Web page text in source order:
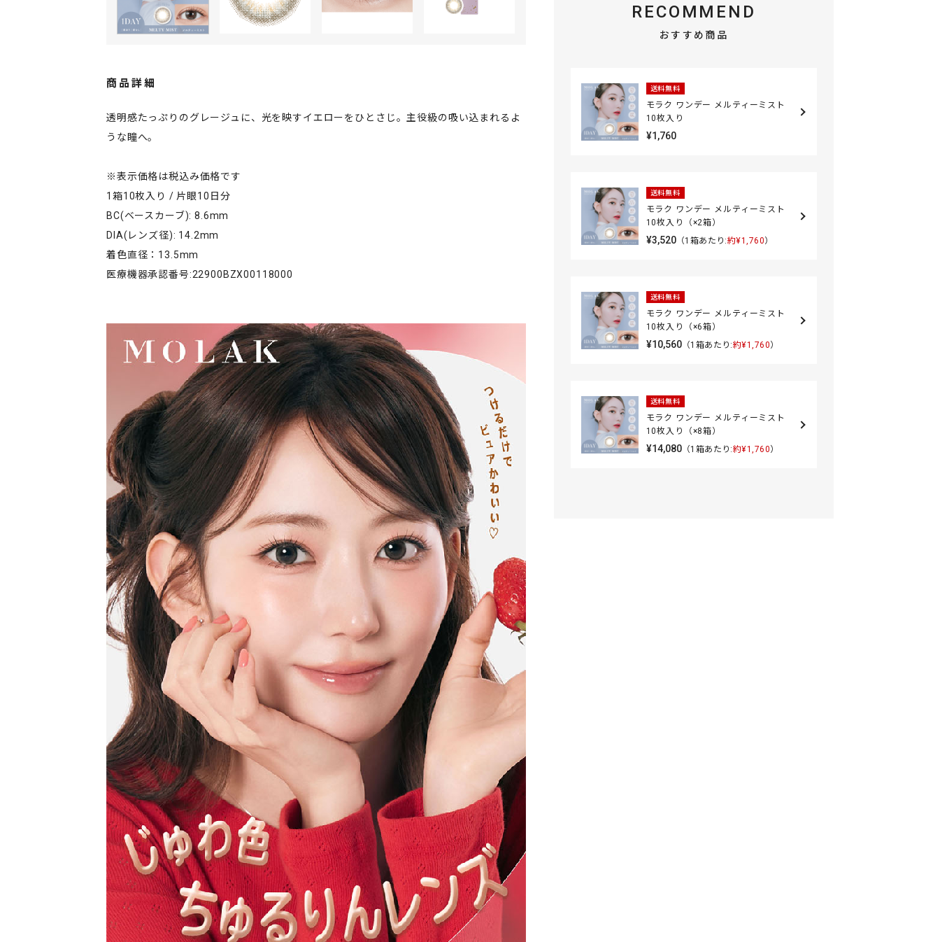
商品詳細
透明感たっぷりのグレージュに、光を映すイエローをひとさじ。主役級の吸い込まれるよ
うな瞳へ。
※表示価格は税込み価格です
1箱10枚入り / 片眼10日分
BC(ベースカーブ): 8.6mm
DIA(レンズ径): 14.2mm
着色直径：13.5mm
医療機器承認番号:22900BZX00118000
RECOMMEND
おすすめ商品
送料無料
モラク ワンデー メルティーミスト
10枚入り
¥1,760
送料無料
モラク ワンデー メルティーミスト
10枚入り（×2箱）
¥3,520（1箱あたり:約¥1,760）
送料無料
モラク ワンデー メルティーミスト
10枚入り（×6箱）
¥10,560（1箱あたり:約¥1,760）
送料無料
モラク ワンデー メルティーミスト
10枚入り（×8箱）
¥14,080（1箱あたり:約¥1,760）